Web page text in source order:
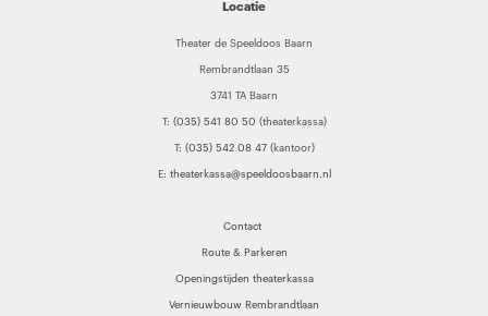
Locatie
Theater de Speeldoos Baarn
Rembrandtlaan 35
3741 TA Baarn
T: (035) 541 80 50 (theaterkassa)
T: (035) 542 08 47(kantoor)
E: theaterkassa@speeldoosbaarn.nl
Contact
Route & Parkeren
Openingstijden theaterkassa
Vernieuwbouw Rembrandtlaan